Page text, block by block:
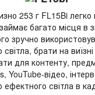
253 г FL15Bi
багато місця в
зручно
брати на
для контенту,
YouTube-відео,
ефектного світла в